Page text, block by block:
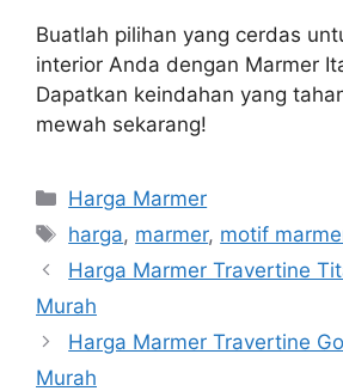
Buatlah pilihan yang cerdas
interior Anda dengan Marmer
Dapatkan keindahan yang
mewah sekarang!
Kategori
Harga Marmer
Tag
harga, marmer, motif
Harga Marmer Travertine
Murah
Harga Marmer Travertine
Murah